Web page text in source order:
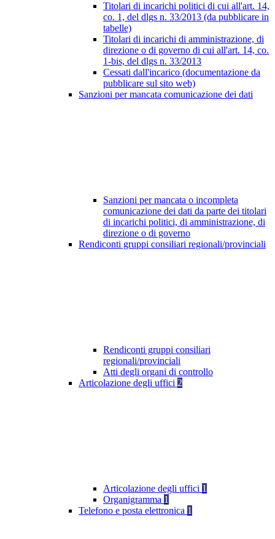
Titolari di incarichi politici di cui all'art. 14,
co. 1, del dlgs n. 33/2013 (da pubblicare in
tabelle)
Titolari di incarichi di amministrazione, di
direzione o di governo di cui all'art. 14, co.
1-bis, del dlgs n. 33/2013
Cessati dall'incarico (documentazione da
pubblicare sul sito web)
Sanzioni per mancata comunicazione dei dati
Sanzioni per mancata o incompleta
comunicazione dei dati da parte dei titolari
di incarichi politici, di amministrazione, di
direzione o di governo
Rendiconti gruppi consiliari regionali/provinciali
Rendiconti gruppi consiliari
regionali/provinciali
Atti degli organi di controllo
Articolazione degli uffici 2
Articolazione degli uffici 1
Organigramma 1
Telefono e posta elettronica 1